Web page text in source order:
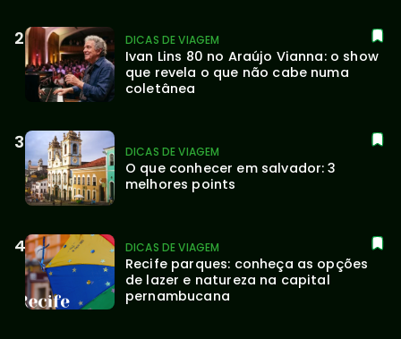
DICAS DE VIAGEM
Ivan Lins 80 no Araújo Vianna: o show
que revela o que não cabe numa
coletânea
DICAS DE VIAGEM
O que conhecer em salvador: 3
melhores points
DICAS DE VIAGEM
Recife parques: conheça as opções
de lazer e natureza na capital
pernambucana